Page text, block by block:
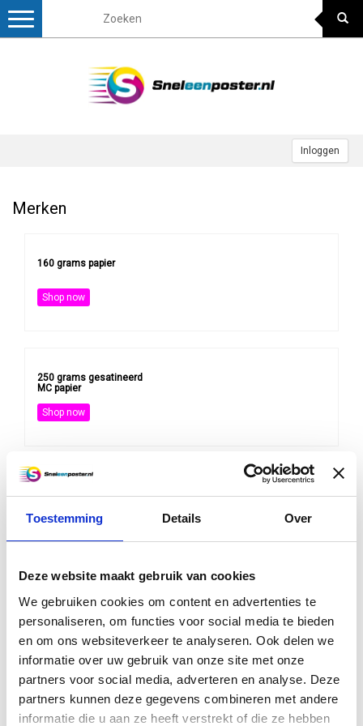
Toestemming Details Over
Deze website maakt gebruik van cookies
We gebruiken cookies om content en advertenties te
personaliseren, om functies voor social media te bieden
en om ons websiteverkeer te analyseren. Ook delen we
informatie over uw gebruik van onze site met onze
partners voor social media, adverteren en analyse. Deze
partners kunnen deze gegevens combineren met andere
informatie die u aan ze heeft verstrekt of die ze hebben
Inloggen
Toggle
Merken
160 grams papier
Shop now
250 grams gesatineerd
MC papier
Shop now
Shop now
46 bestanden op juiste
maat maken
Shop now
Blueback papier